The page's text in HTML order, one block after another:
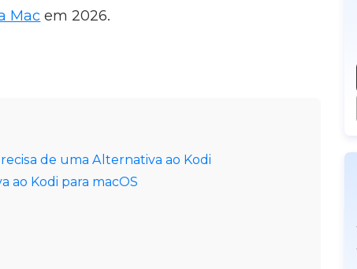
Mac em 2026.
de uma Alternativa ao Kodi
ao Kodi para macOS